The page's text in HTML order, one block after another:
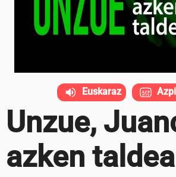
Unzue,
azken taldea
Euskaraz